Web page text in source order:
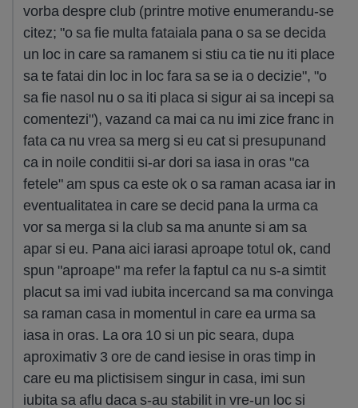
vorba despre club (printre motive enumerandu-se
citez; "o sa fie multa fataiala pana o sa se decida
un loc in care sa ramanem si stiu ca tie nu iti place
sa te fatai din loc in loc fara sa se ia o decizie", "o
sa fie nasol nu o sa iti placa si sigur ai sa incepi sa
comentezi"), vazand ca mai ca nu imi zice franc in
fata ca nu vrea sa merg si eu cat si presupunand
ca in noile conditii si-ar dori sa iasa in oras "ca
fetele" am spus ca este ok o sa raman acasa iar in
eventualitatea in care se decid pana la urma ca
vor sa merga si la club sa ma anunte si am sa
apar si eu. Pana aici iarasi aproape totul ok, cand
spun "aproape" ma refer la faptul ca nu s-a simtit
placut sa imi vad iubita incercand sa ma convinga
sa raman casa in momentul in care ea urma sa
iasa in oras. La ora 10 si un pic seara, dupa
aproximativ 3 ore de cand iesise in oras timp in
care eu ma plictisisem singur in casa, imi sun
iubita sa aflu daca s-au stabilit in vre-un loc si